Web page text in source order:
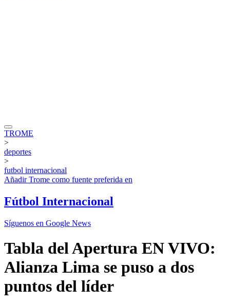
TROME
>
deportes
>
futbol internacional
AñadirTrome como fuente preferida en
Fútbol Internacional
Síguenos en Google News
Tabla del Apertura EN VIVO:
Alianza Lima se puso a dos
puntos del líder